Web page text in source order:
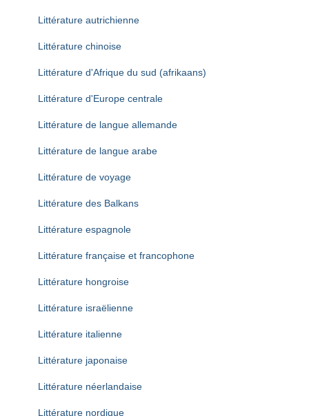
Littérature autrichienne
Littérature chinoise
Littérature d'Afrique du sud (afrikaans)
Littérature d'Europe centrale
Littérature de langue allemande
Littérature de langue arabe
Littérature de voyage
Littérature des Balkans
Littérature espagnole
Littérature française et francophone
Littérature hongroise
Littérature israëlienne
Littérature italienne
Littérature japonaise
Littérature néerlandaise
Littérature nordique